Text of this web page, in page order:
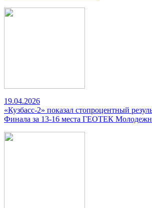
19.04.2026
«Кузбасс-2» показал стопроцентный
Финала за 13-16 места ГЕОТЕК